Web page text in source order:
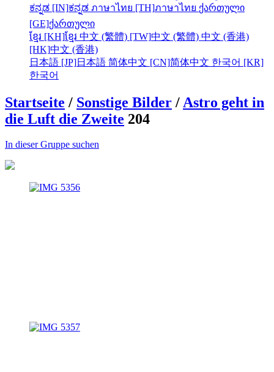
ಕನ್ನಡ [IN]ಕನ್ನಡ ภาษาไทย [TH]ภาษาไทย ქართული
[GE]ქართული
ខ្មែរ [KH]ខ្មែរ 中文 (繁體) [TW]中文 (繁體) 中文 (香港)
[HK]中文 (香港)
日本語 [JP]日本語 简体中文 [CN]简体中文 한국어 [KR]
한국어
Startseite / Sonstige Bilder / Astro geht in
die Luft die Zweite 204
In dieser Gruppe suchen